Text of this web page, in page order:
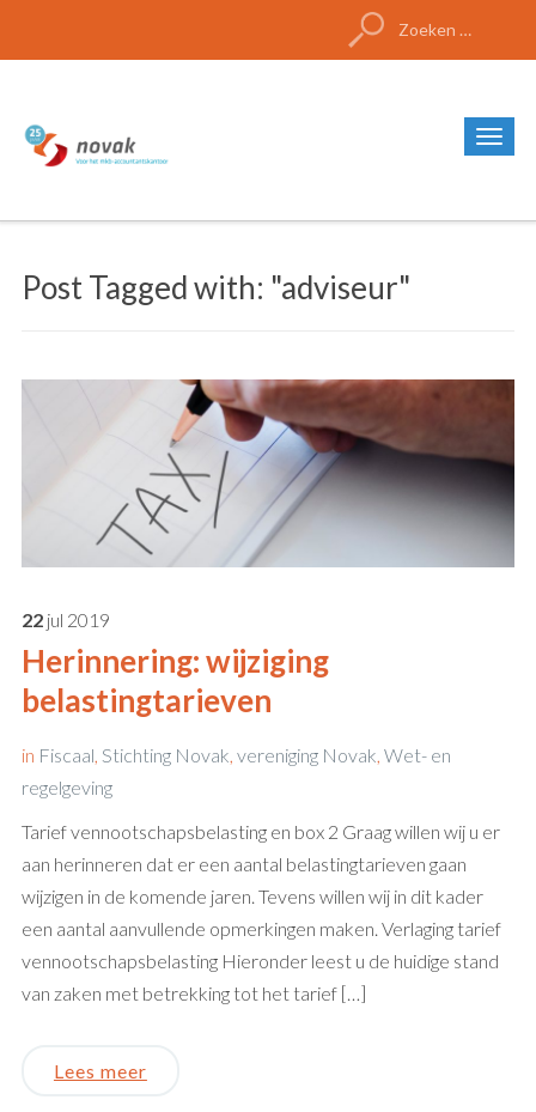
Zoeken
naar:
Post Tagged with: "adviseur"
22 jul 2019
Herinnering: wijziging
belastingtarieven
in Fiscaal, Stichting Novak, vereniging Novak, Wet- en
regelgeving
Tarief vennootschapsbelasting en box 2 Graag willen wij u er
aan herinneren dat er een aantal belastingtarieven gaan
wijzigen in de komende jaren. Tevens willen wij in dit kader
een aantal aanvullende opmerkingen maken. Verlaging tarief
vennootschapsbelasting Hieronder leest u de huidige stand
van zaken met betrekking tot het tarief […]
Lees meer